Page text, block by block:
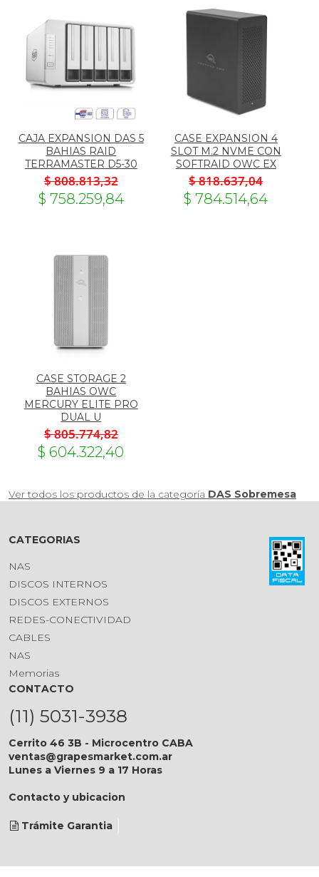
CAJA EXPANSION DAS 5
BAHIAS RAID
TERRAMASTER D5-30
$ 808.813,32
$ 758.259,84
CASE EXPANSION 4
SLOT M.2 NVME CON
SOFTRAID OWC EX
$ 818.637,04
$ 784.514,64
CASE STORAGE 2
BAHIAS OWC
MERCURY ELITE PRO
DUAL U
$ 805.774,82
$ 604.322,40
Ver todos los productos de la categoría DAS Sobremesa
CATEGORIAS
NAS
DISCOS INTERNOS
DISCOS EXTERNOS
REDES-CONECTIVIDAD
CABLES
NAS
Memorias
CONTACTO
(11) 5031-3938
Cerrito 46 3B - Microcentro CABA
ventas@grapesmarket.com.ar
Lunes a Viernes 9 a 17 Horas
Contacto y ubicacion
Trámite Garantia